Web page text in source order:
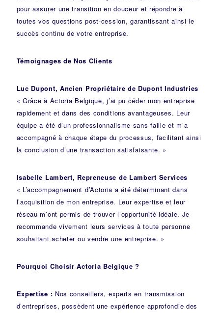
pour assurer une transition en douceur et répondre à
toutes vos questions post-cession, garantissant ainsi le
succès continu de votre entreprise.
Témoignages de Nos Clients
Luc Dupont, Ancien Propriétaire de Dupont Industries
« Grâce à Actoria Belgique, j’ai pu céder mon entreprise
rapidement et dans des conditions avantageuses. Leur
équipe a été d’un professionnalisme sans faille et m’a
accompagné à chaque étape du processus, facilitant ainsi
la conclusion d’une transaction satisfaisante. »
Isabelle Lambert, Repreneuse de Lambert Services
« L’accompagnement d’Actoria a été déterminant dans
l’acquisition de mon entreprise. Leur expertise et leur
réseau m’ont permis de trouver l’opportunité idéale. Je
recommande vivement leurs services à toute personne
souhaitant acheter ou vendre une entreprise. »
Pourquoi Choisir Actoria Belgique ?
Expertise : Nos conseillers, experts en transmission
d’entreprises, possèdent une expérience approfondie des